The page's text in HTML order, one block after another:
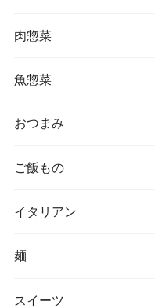
肉惣菜
魚惣菜
おつまみ
ご飯もの
イタリアン
麺
スイーツ